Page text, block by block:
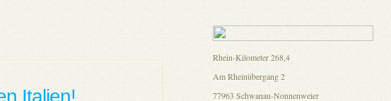
Italien!
Rhein-Kilometer 268,4
Am Rheinübergang 2
77963 Schwanau-Nonnenweier